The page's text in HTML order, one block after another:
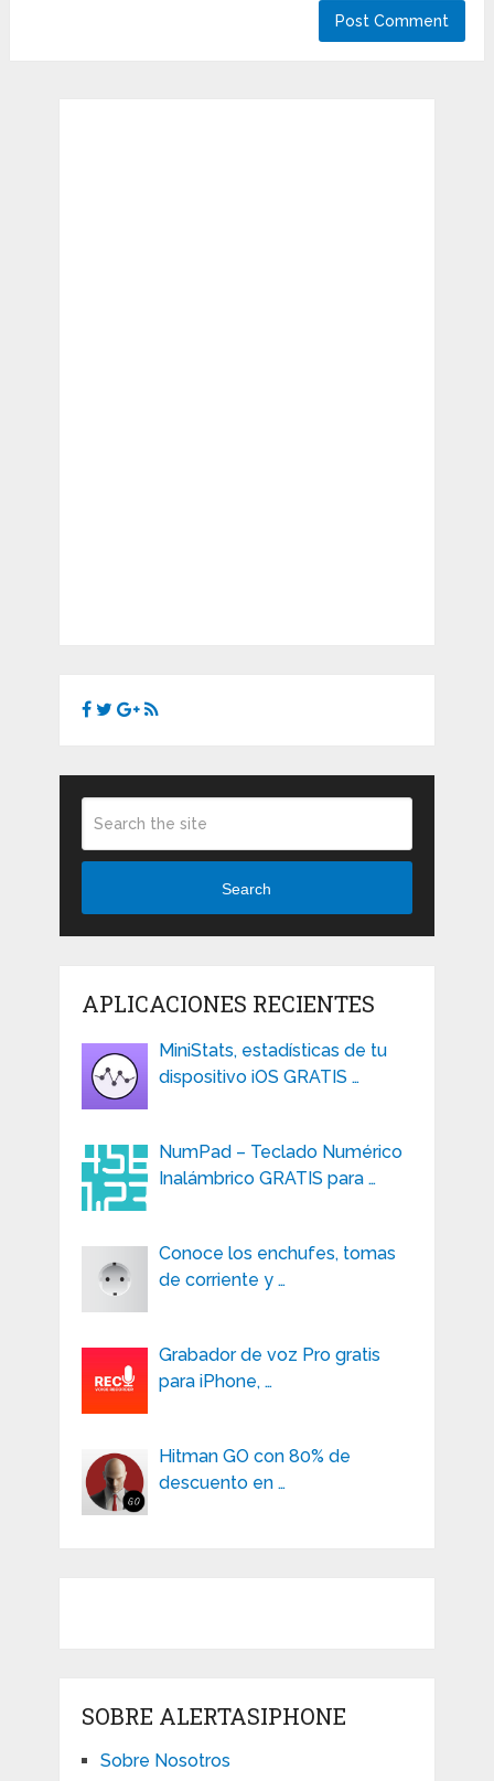
Search
APLICACIONES RECIENTES
MiniStats, estadísticas de tu
dispositivo iOS GRATIS …
NumPad – Teclado Numérico
Inalámbrico GRATIS para …
Conoce los enchufes, tomas
de corriente y …
Grabador de voz Pro gratis
para iPhone, …
Hitman GO con 80% de
descuento en …
SOBRE ALERTASIPHONE
Sobre Nosotros